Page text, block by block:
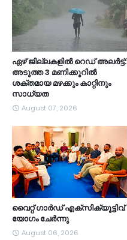
ഏഴ് ജില്ലകളില്‍ റെഡ് അലര്‍ട്ട്:
അടുത്ത 3 മണിക്കൂറിൽ
ശക്തമായ മഴക്കും കാറ്റിനും
സാധ്യത
August 07, 2026
വൈറ്റ് ഗാർഡ് എക്സിക്യൂട്ടിവ്
യോഗം ചേർന്നു
August 06, 2026